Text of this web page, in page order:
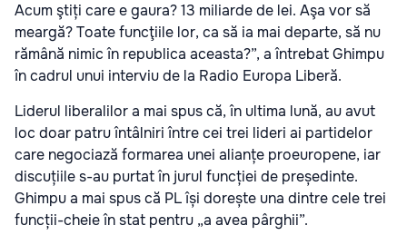
Acum ştiți care e gaura? 13 miliarde de lei. Aşa vor să
meargă? Toate funcţiile lor, ca să ia mai departe, să nu
rămână nimic în republica aceasta?”, a întrebat Ghimpu
în cadrul unui interviu de la Radio Europa Liberă.
Liderul liberalilor a mai spus că, în ultima lună, au avut
loc doar patru întâlniri între cei trei lideri ai partidelor
care negociază formarea unei alianțe proeuropene, iar
discuțiile s-au purtat în jurul funcției de președinte.
Ghimpu a mai spus că PL își dorește una dintre cele trei
funcții-cheie în stat pentru „a avea pârghii”.